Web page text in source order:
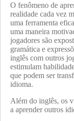
O fenômeno de
realidade cada vez
uma ferramenta
uma maneira
jogadores são
gramática e
inglês com outros
estimulam
que podem ser
idioma.
Além do inglês, os
a aprender outros